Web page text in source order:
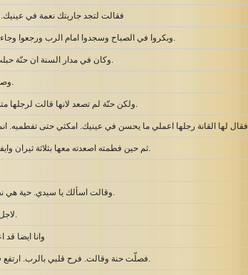
فقالت لتجد جاريتك نعمة في
وبكروا في الصباح وسجدوا امام الرب ورجعوا وجاءوا الى بيتهم في الرامة. وعرف ألقانة امرأته حنّة والرب ذكرها.
وكان في مدار السنة ان حنّة حبلت وولدت ابنا ودعت اسمه صموئيل قائلة لاني من الرب سألته.
وصعد الرجل ألقانة وجميع بيته ليذبح للرب الذبيحة السنوية ونذره.
ولكن حنّة لم تصعد لانها قالت لرجلها متى فطم الصبي آتي به ليتراءى امام الرب ويقيم هناك الى الابد.
فقال لها القانة رجلها اعملي ما يحسن في عينيك. امكثي حتى تفطميه.
ثم حين فطمته اصعدته معها بثلاثة ثيران وايفة دقيق وزق خمر وأتت به الى الرب في شيلوه والصبي صغير.
وقالت اسألك يا سيدي. حية هي نفسك يا سيدي انا المرأة التي وقفت لديك هنا تصلّي الى الرب.
لاجل هذا الصبي صلّيت فاعطاني الرب سؤلي الذي سألته من لدنه.
وانا ايضا
فصلّت حنة وقالت. فرح قلبي بالرب. ارتفع قرني بالرب. اتسع فمي على اعدائي. لاني قد ابتهجت بخلاصك.